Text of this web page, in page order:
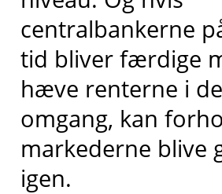
centralbankerne
tid bliver færdige
hæve renterne i
omgang, kan
markederne blive
igen.